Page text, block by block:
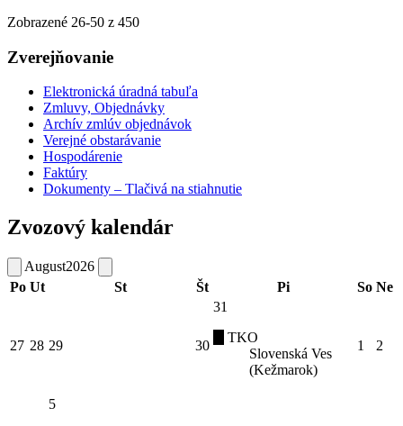
Zobrazené 26-50 z 450
Zverejňovanie
Elektronická úradná tabuľa
Zmluvy, Objednávky
Archív zmlúv objednávok
Verejné obstarávanie
Hospodárenie
Faktúry
Dokumenty – Tlačivá na stiahnutie
Zvozový kalendár
August2026
Po Ut St Št Pi So Ne
27 28 29 30
31
TKO
Slovenská Ves
(Kežmarok)
1 2
5